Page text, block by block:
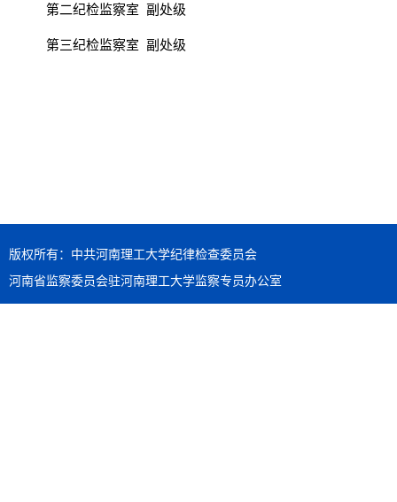
第二纪检监察室 副处级
第三纪检监察室 副处级
版权所有：中共河南理工大学纪律检查委员会
河南省监察委员会驻河南理工大学监察专员办公室